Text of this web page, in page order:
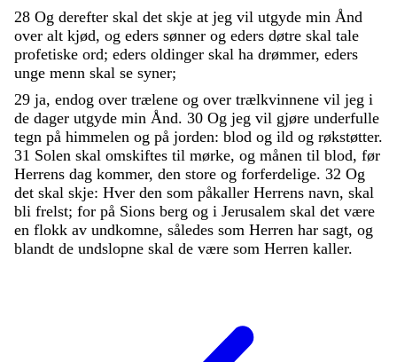
28 Og derefter skal det skje at jeg vil utgyde min Ånd
over alt kjød, og eders sønner og eders døtre skal tale
profetiske ord; eders oldinger skal ha drømmer, eders
unge menn skal se syner;
29 ja, endog over trælene og over trælkvinnene vil jeg i
de dager utgyde min Ånd. 30 Og jeg vil gjøre underfulle
tegn på himmelen og på jorden: blod og ild og røkstøtter.
31 Solen skal omskiftes til mørke, og månen til blod, før
Herrens dag kommer, den store og forferdelige. 32 Og
det skal skje: Hver den som påkaller Herrens navn, skal
bli frelst; for på Sions berg og i Jerusalem skal det være
en flokk av undkomne, således som Herren har sagt, og
blandt de undslopne skal de være som Herren kaller.